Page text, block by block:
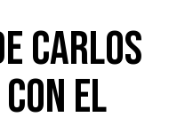
Carlos
el